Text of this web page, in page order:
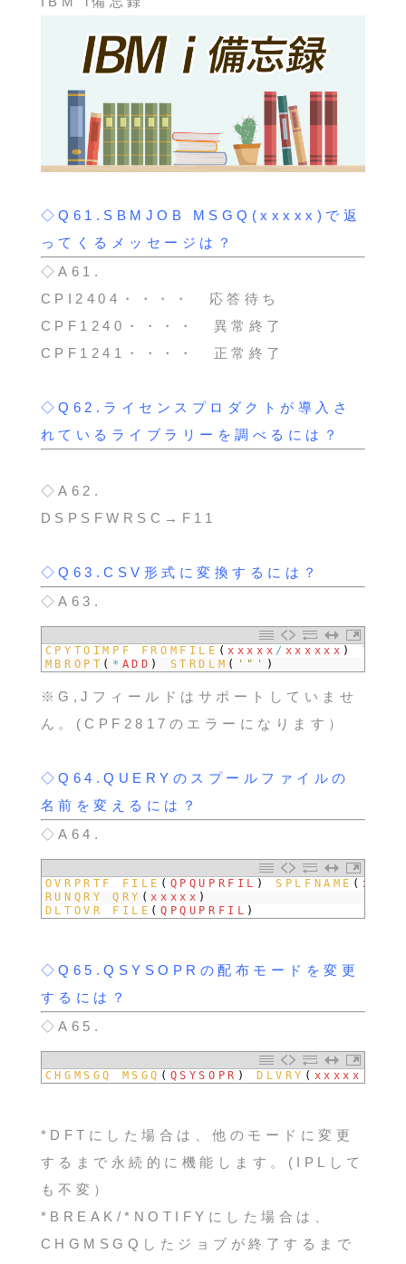
◇Q61.SBMJOB MSGQ(xxxxx)で返
ってくるメッセージは？
◇A61.
CPI2404・・・・ 応答待ち
CPF1240・・・・ 異常終了
CPF1241・・・・ 正常終了
◇Q62.ライセンスプロダクトが導入さ
れているライブラリーを調べるには？
◇A62.
DSPSFWRSC→F11
◇Q63.CSV形式に変換するには？
◇A63.
CPYTOIMPF FROMFILE (xxxxx / xxxxxx )
MBROPT ( * ADD ) STRDLM ( '"' )
※G,Jフィールドはサポートしていませ
ん。(CPF2817のエラーになります）
◇Q64.QUERYのスプールファイルの
名前を変えるには？
◇A64.
OVRPRTF FILE ( QPQUPRFIL ) SPLFNAME (
RUNQRY QRY (xxxxx )
DLTOVR
FILE (QPQUPRFIL )
◇Q65.QSYSOPRの配布モードを変更
するには？
◇A65.
CHGMSGQ MSGQ ( QSYSOPR ) DLVRY ( xxxxx
*DFTにした場合は、他のモードに変更
するまで永続的に機能します。(IPLして
も不変）
*BREAK/*NOTIFYにした場合は、
CHGMSGQしたジョブが終了するまで